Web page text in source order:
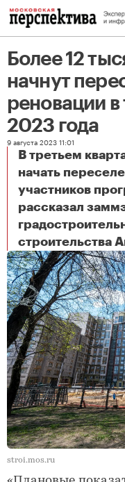
Более 12
начнут
реновации в
2023 года
9 августа 2023 11:01
В третьем
начать
участников
рассказал
строительства
stroi.mos.ru